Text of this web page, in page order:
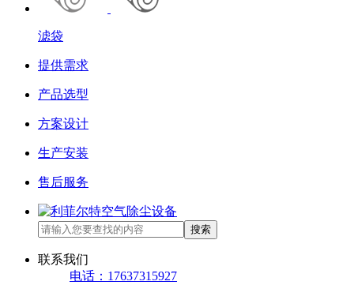
滤袋
提供需求
产品选型
方案设计
生产安装
售后服务
搜索
联系我们
电话：17637315927